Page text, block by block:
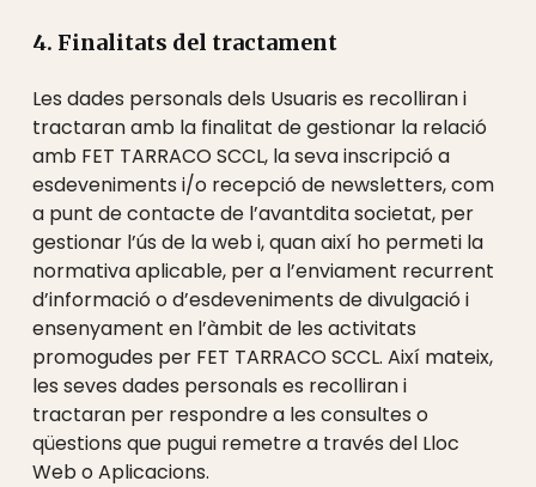
4. Finalitats del tractament
Les dades personals dels Usuaris es recolliran i
tractaran amb la finalitat de gestionar la relació
amb FET TARRACO SCCL, la seva inscripció a
esdeveniments i/o recepció de newsletters, com
a punt de contacte de l’avantdita societat, per
gestionar l’ús de la web i, quan així ho permeti la
normativa aplicable, per a l’enviament recurrent
d’informació o d’esdeveniments de divulgació i
ensenyament en l’àmbit de les activitats
promogudes per FET TARRACO SCCL. Així mateix,
les seves dades personals es recolliran i
tractaran per respondre a les consultes o
qüestions que pugui remetre a través del Lloc
Web o Aplicacions.